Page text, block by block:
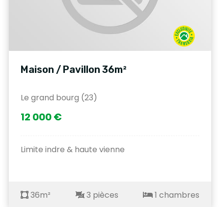
Maison / Pavillon 36m²
Le grand bourg (23)
12 000 €
Limite indre & haute vienne
36m² 3 pièces 1 chambres